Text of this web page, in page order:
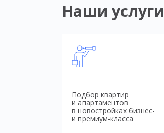
Наши услуги
Подбор квартир
и апартаментов
в новостройках бизнес-
и премиум-класса